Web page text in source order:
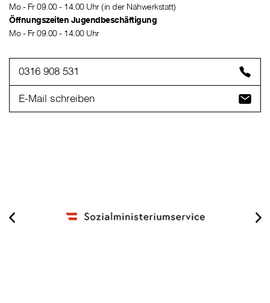
Mo - Fr 09.00 - 14.00 Uhr (in der Nähwerkstatt)
Öffnungszeiten Jugendbeschäftigung
Mo - Fr 09.00 - 14.00 Uhr
0316 908 531
E-Mail schreiben